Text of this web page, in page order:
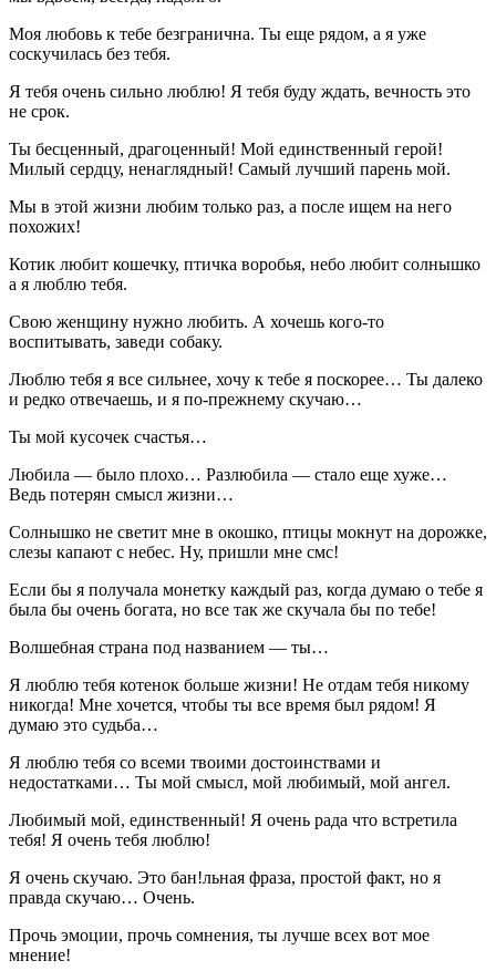
Моя любовь к тебе безгранична. Ты еще рядом, а я уже
соскучилась без тебя.
Я тебя очень сильно люблю! Я тебя буду ждать, вечность это
не срок.
Ты бесценный, драгоценный! Мой единственный герой!
Милый сердцу, ненаглядный! Самый лучший парень мой.
Мы в этой жизни любим только раз, а после ищем на него
похожих!
Котик любит кошечку, птичка воробья, небо любит солнышко
а я люблю тебя.
Свою женщину нужно любить. А хочешь кого-то
воспитывать, заведи собаку.
Люблю тебя я все сильнее, хочу к тебе я поскорее… Ты далеко
и редко отвечаешь, и я по-прежнему скучаю…
Ты мой кусочек счастья…
Любила — было плохо… Разлюбила — стало еще хуже…
Ведь потерян смысл жизни…
Солнышко не светит мне в окошко, птицы мокнут на дорожке,
слезы капают с небес. Ну, пришли мне смс!
Если бы я получала монетку каждый раз, когда думаю о тебе я
была бы очень богата, но все так же скучала бы по тебе!
Волшебная страна под названием — ты…
Я люблю тебя котенок больше жизни! Не отдам тебя никому
никогда! Мне хочется, чтобы ты все время был рядом! Я
думаю это судьба…
Я люблю тебя со всеми твоими достоинствами и
недостатками… Ты мой смысл, мой любимый, мой ангел.
Любимый мой, единственный! Я очень рада что встретила
тебя! Я очень тебя люблю!
Я очень скучаю. Это бан!льная фраза, простой факт, но я
правда скучаю… Очень.
Прочь эмоции, прочь сомнения, ты лучше всех вот мое
мнение!